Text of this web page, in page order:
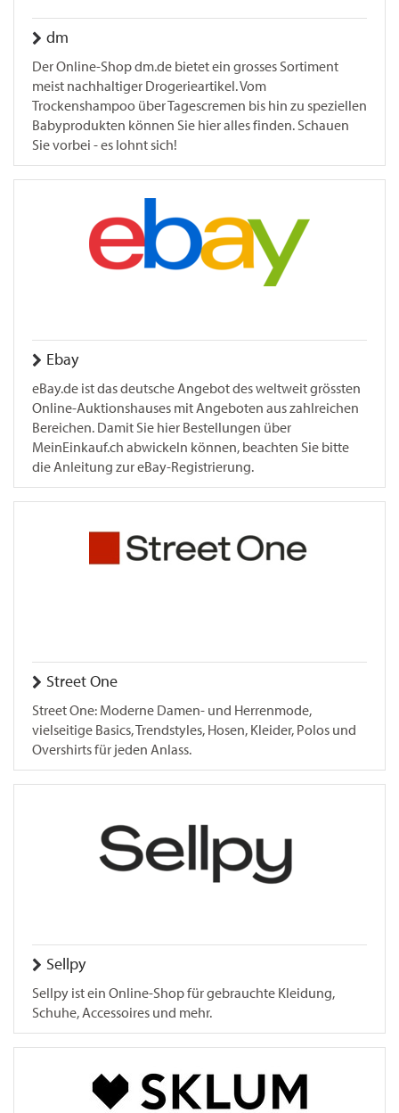
dm
Der Online-Shop dm.de bietet ein grosses Sortiment
meist nachhaltiger Drogerieartikel. Vom
Trockenshampoo über Tagescremen bis hin zu speziellen
Babyprodukten können Sie hier alles finden. Schauen
Sie vorbei - es lohnt sich!
Ebay
eBay.de ist das deutsche Angebot des weltweit grössten
Online-Auktionshauses mit Angeboten aus zahlreichen
Bereichen. Damit Sie hier Bestellungen über
MeinEinkauf.ch abwickeln können, beachten Sie bitte
die Anleitung zur eBay-Registrierung.
Street One
Street One: Moderne Damen- und Herrenmode,
vielseitige Basics, Trendstyles, Hosen, Kleider, Polos und
Overshirts für jeden Anlass.
Sellpy
Sellpy ist ein Online-Shop für gebrauchte Kleidung,
Schuhe, Accessoires und mehr.